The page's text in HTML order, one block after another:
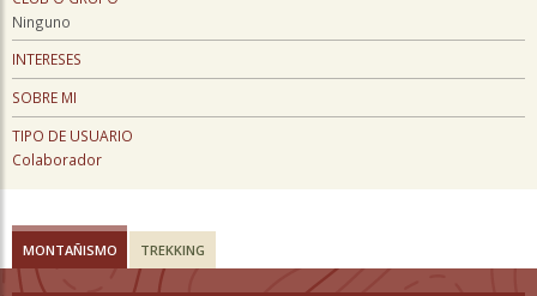
Ninguno
INTERESES
SOBRE MI
TIPO DE USUARIO
Colaborador
MONTAÑISMO TREKKING